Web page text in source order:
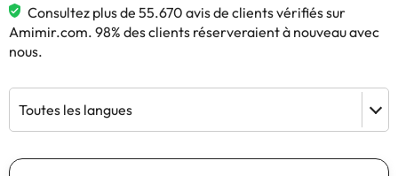
Consultez plus de 55.670 avis de clients vérifiés sur
Amimir.com. 98% des clients réserveraient à nouveau avec
nous.